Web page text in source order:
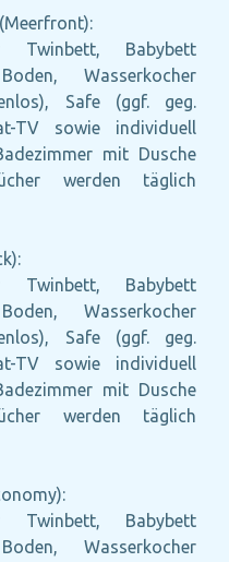
Twinbett, Babybett
Wasserkocher
Safe (ggf. geg.
TV sowie individuell
mit Dusche
werden täglich
Twinbett, Babybett
Wasserkocher
Safe (ggf. geg.
TV sowie individuell
mit Dusche
werden täglich
Twinbett, Babybett
Wasserkocher